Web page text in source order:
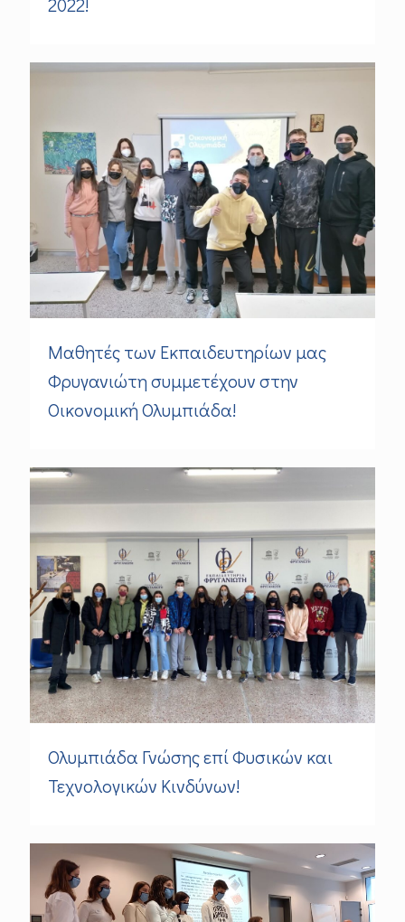
Μαθητές των Εκπαιδευτηρίων μας
Φρυγανιώτη συμμετέχουν στην
Οικονομική Ολυμπιάδα!
Ολυμπιάδα Γνώσης επί Φυσικών και
Τεχνολογικών Κινδύνων!